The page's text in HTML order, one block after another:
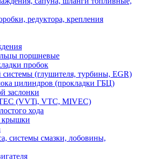
редуктора, крепления
поршневые
пробок
(глушителя, турбины, EGR)
цилиндров (прокладки ГБЦ)
заслонки
(VVTi, VTC, MIVEC)
хода
крышки
системы смазки, лобовины,